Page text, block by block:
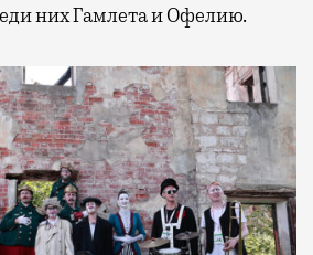
них Гамлета и Офелию.